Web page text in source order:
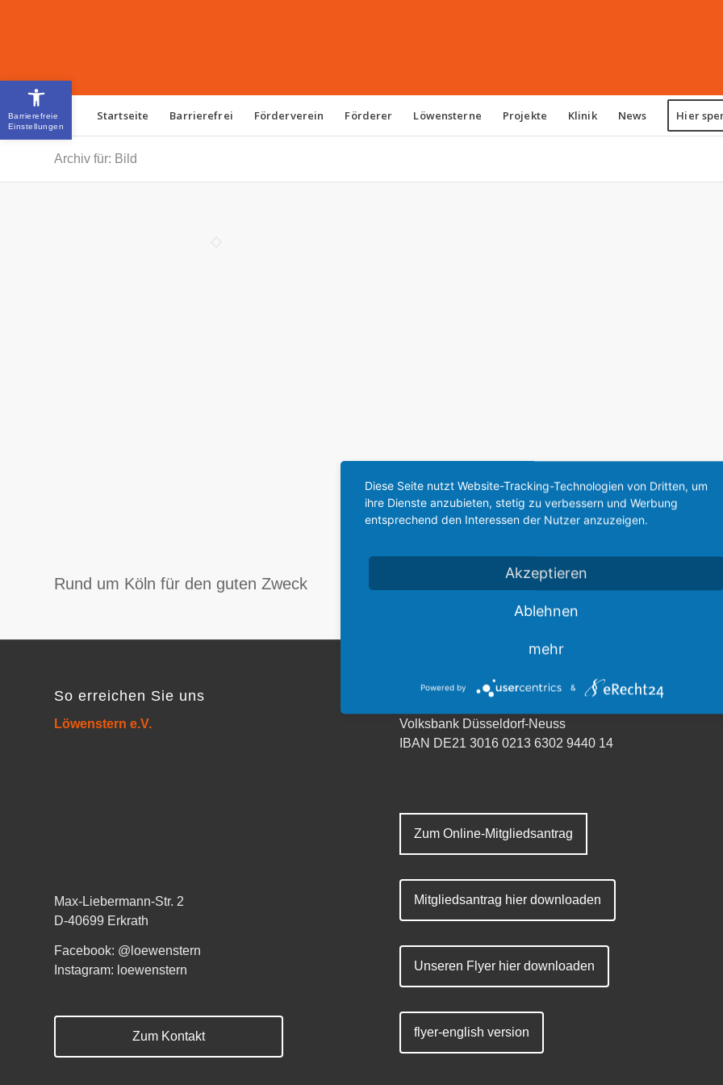
Startseite Barrierefrei Förderverein Förderer Löwensterne Projekte Klinik News Hier
Archiv für: Bild
Rund um Köln für den guten Zweck
So erreichen Sie uns
Löwenstern e.V.
Max-Liebermann-Str. 2
D-40699 Erkrath
Facebook: @loewenstern
Instagram: loewenstern
Zum Kontakt
Löwenstern e.V., Spendenkonto:
Volksbank Düsseldorf-Neuss
IBAN DE21 3016 0213 6302 9440 14
Zum Online-Mitgliedsantrag
Mitgliedsantrag hier downloaden
Unseren Flyer hier downloaden
flyer-english version
Diese Seite nutzt Website-Tracking-Technologien von Dritten, um
ihre Dienste anzubieten, stetig zu verbessern und Werbung
entsprechend den Interessen der Nutzer anzuzeigen.
Akzeptieren
Ablehnen
mehr
Powered by &
Open toolbar